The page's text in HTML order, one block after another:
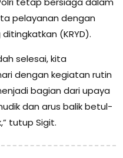
pelayanan dengan
(KRYD).
selesai, kita
dengan kegiatan rutin
bagian dari upaya
dan arus balik betul-
tutup Sigit.